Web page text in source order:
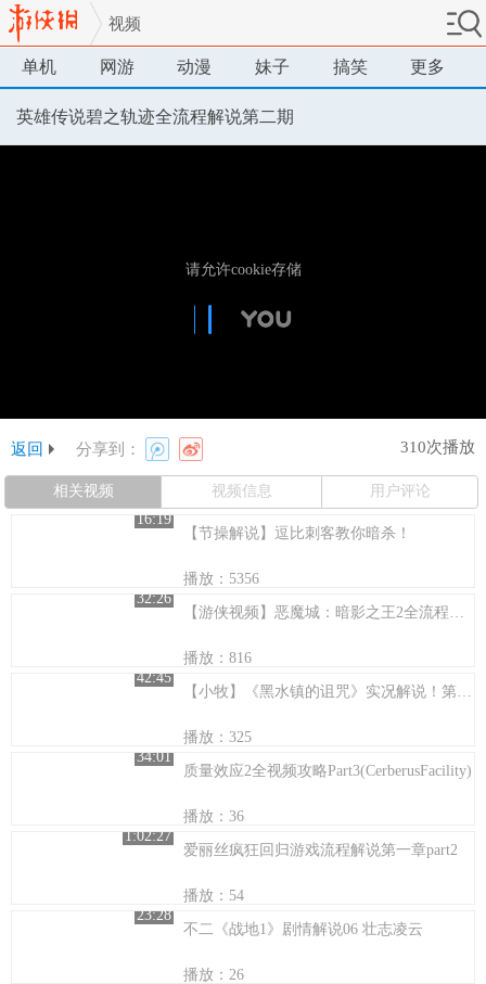
视频
单机 网游 动漫 妹子 搞笑 更多
英雄传说碧之轨迹全流程解说第二期
返回 分享到： 310次播放
相关视频 视频信息
用户评论
16:19
【节操解说】逗比刺客教你暗杀！
播放：5356
32:26
【游侠视频】恶魔城：暗影之王2全流程视频解说第一期
播放：816
42:45
【小牧】《黑水镇的诅咒》实况解说！第三期！怎么还是你啊！
播放：325
34:01
质量效应2全视频攻略Part3(CerberusFacility)
播放：36
1:02:27
爱丽丝疯狂回归游戏流程解说第一章part2
播放：54
23:28
不二《战地1》剧情解说06 壮志凌云
播放：26